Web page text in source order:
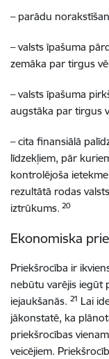
– parādu
– valsts īpašuma
zemāka par tirgus
– valsts īpašuma
augstāka par tirgus
– cita finansiālā
līdzekļiem, pār
kontrolējoša
rezultātā rodas
iztrūkums. 20
Ekonomiska
Priekšrocība ir
nebūtu varējis iegūt
iejaukšanās. 21 Lai
jākonstatē, ka
priekšrocības
veicējiem.